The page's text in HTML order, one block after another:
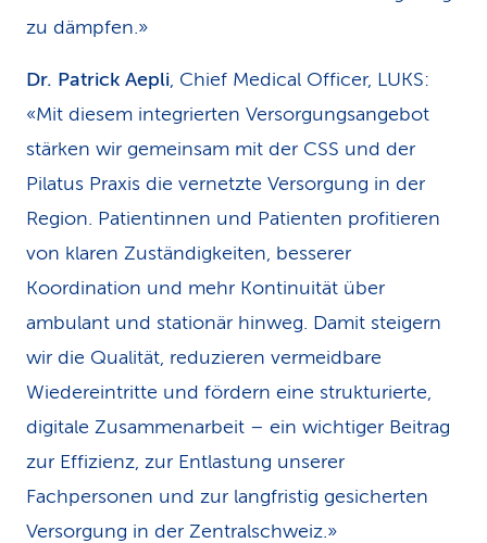
zu dämpfen.»
Dr. Patrick Aepli, Chief Medical Officer, LUKS:
«Mit diesem integrierten Versorgungsangebot
stärken wir gemeinsam mit der CSS und der
Pilatus Praxis die vernetzte Versorgung in der
Region. Patientinnen und Patienten profitieren
von klaren Zuständigkeiten, besserer
Koordination und mehr Kontinuität über
ambulant und stationär hinweg. Damit steigern
wir die Qualität, reduzieren vermeidbare
Wiedereintritte und fördern eine strukturierte,
digitale Zusammenarbeit – ein wichtiger Beitrag
zur Effizienz, zur Entlastung unserer
Fachpersonen und zur langfristig gesicherten
Versorgung in der Zentralschweiz.»